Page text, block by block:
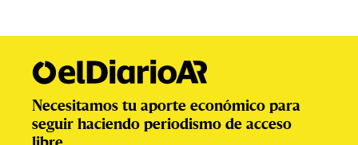
Necesitamos tu aporte económico para
seguir haciendo periodismo de acceso